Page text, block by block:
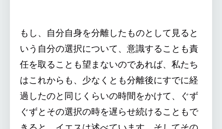
もし、自分自身を分離したものとして見ると
いう自分の選択について、意識することも責
任を取ることも望まないのであれば、私たち
はこれからも、少なくとも分離後にすでに経
過したのと同じくらいの時間をかけて、ぐず
ぐずとその選択の時を遅らせ続けることもで